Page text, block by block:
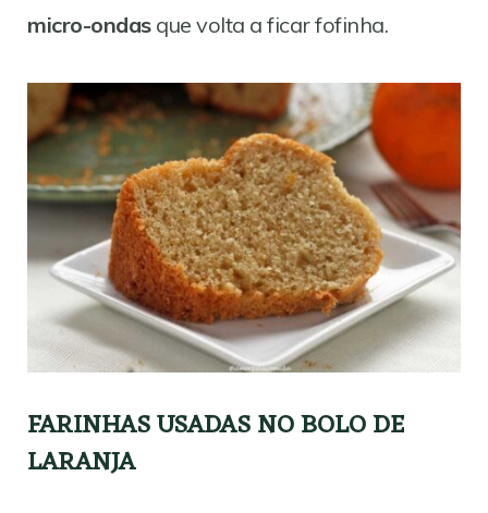
micro-ondasque volta a ficar fofinha.
FARINHAS USADAS NO BOLO DE
LARANJA